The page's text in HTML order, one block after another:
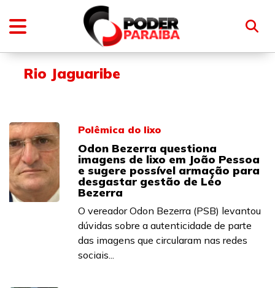
Rio Jaguaribe
Polêmica do lixo
Odon Bezerra questiona
imagens de lixo em João Pessoa
e sugere possível armação para
desgastar gestão de Léo
Bezerra
O vereador Odon Bezerra (PSB) levantou
dúvidas sobre a autenticidade de parte
das imagens que circularam nas redes
sociais...